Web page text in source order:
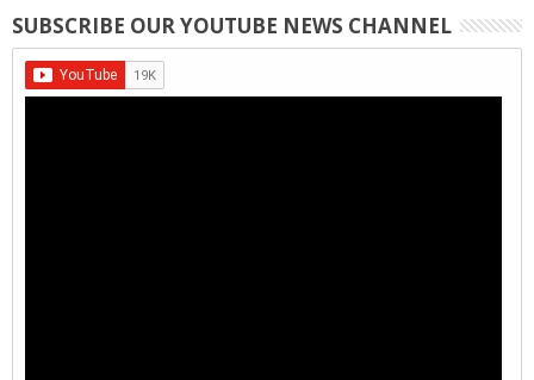
SUBSCRIBE OUR YOUTUBE NEWS CHANNEL